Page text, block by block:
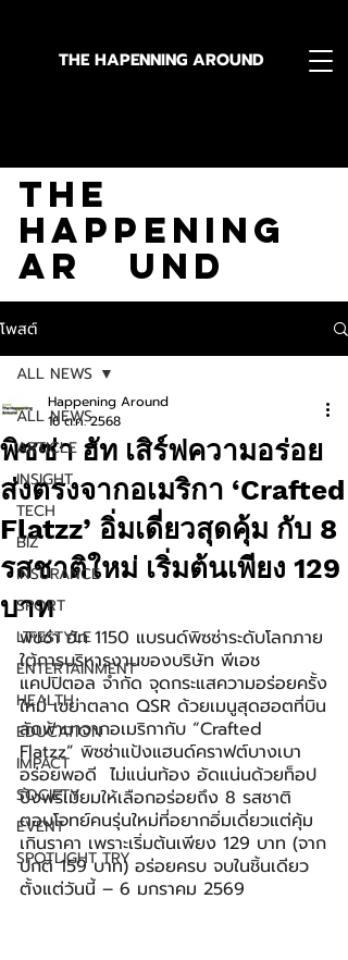
THE HAPENNING AROUND
The
Happening
Ar und
โพสต์
ALL NEWS
ARTICLE
INSIGHT
TECH
BIZ
INSURANCE
SPORT
LIFESTYLE
ENTERTAINMENT
HEALTH
EDUCATION
IMPACT
SOCIETY
EVENT
SPOTLIGHT TRY
ALL NEWS
พิซซ่า ฮัท เสิร์ฟความอร่อย
ส่งตรงจากอเมริกา ‘Crafted
Flatzz’ อิ่มเดี่ยวสุดคุ้ม กับ 8
รสชาติใหม่ เริ่มต้นเพียง 129
บาท
Happening Around
16 ต.ค. 2568
พิซซ่า ฮัท 1150 แบรนด์พิซซ่าระดับโลกภาย
ใต้การบริหารงานของบริษัท พีเอช
แคปปิตอล จำกัด จุดกระแสความอร่อยครั้ง
ใหม่ เขย่าตลาด QSR ด้วยเมนูสุดฮอตที่บิน
ลัดฟ้ามาจากอเมริกากับ “Crafted
Flatzz” พิซซ่าแป้งแฮนด์คราฟต์บางเบา
อร่อยพอดี  ไม่แน่นท้อง อัดแน่นด้วยท็อป
ปิ้งพรีเมียมให้เลือกอร่อยถึง 8 รสชาติ
ตอบโจทย์คนรุ่นใหม่ที่อยากอิ่มเดี่ยวแต่คุ้ม
เกินราคา เพราะเริ่มต้นเพียง 129 บาท (จาก
ปกติ 159 บาท) อร่อยครบ จบในชิ้นเดียว
ตั้งแต่วันนี้ – 6 มกราคม 2569